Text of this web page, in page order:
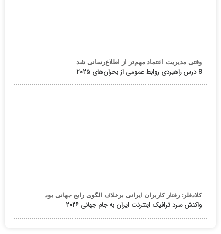
وقتی مدیریت اعتماد مهم‌تر از اطلاع‌رسانی شد
8 درس راهبردی روابط عمومی از بحران‌های ۲۰۲۵
کلادفلر: رفتار کاربران ایرانی برخلاف الگوی رایج جهانی بود
واکنش سرد ترافیک اینترنت ایران به جام جهانی ۲۰۲۶